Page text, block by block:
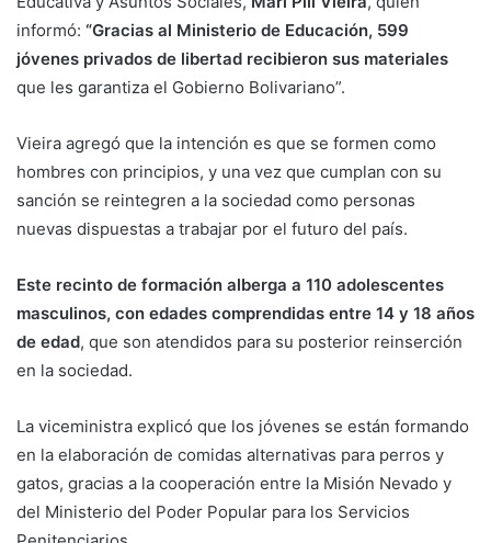
informó: “Gracias al Ministerio de Educación, 599
jóvenes privados de libertad recibieron sus materiales
que les garantiza el Gobierno Bolivariano”.
Vieira agregó que la intención es que se formen como
hombres con principios, y una vez que cumplan con su
sanción se reintegren a la sociedad como personas
nuevas dispuestas a trabajar por el futuro del país.
Este recinto de formación alberga a 110 adolescentes
masculinos, con edades comprendidas entre 14 y 18 años
de edad, que son atendidos para su posterior reinserción
en la sociedad.
La viceministra explicó que los jóvenes se están formando
en la elaboración de comidas alternativas para perros y
gatos, gracias a la cooperación entre la Misión Nevado y
del Ministerio del Poder Popular para los Servicios